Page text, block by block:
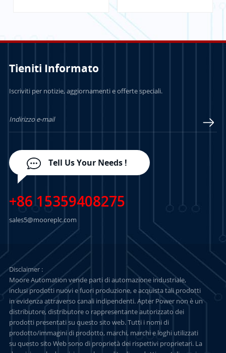
Tieniti Informato
Iscriviti per notizie, aggiornamenti e offerte speciali.
Tell Us Your Needs !
+86 15359408275
sales5@mooreplc.com
Disclaimer :
Moore Automation vende parti di automazione industriale,
inclusi prodotti nuovi e fuori produzione, e acquista tali prodotti
in evidenza attraverso canali indipendenti. Apter Power non è un
distributore, distributore o rappresentante autorizzato dei
prodotti presentati su questo sito web. Tutti i nomi di
prodotto/immagini di prodotto, marchi, marchi e loghi utilizzati
su questo sito Web sono di proprietà dei rispettivi proprietari. La